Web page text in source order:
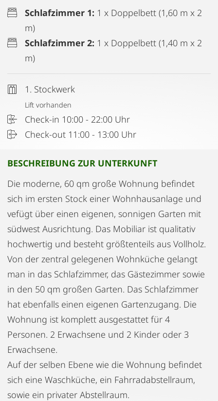
Schlafzimmer 1: 1 x Doppelbett (1,60 m x 2
m)
Schlafzimmer 2: 1 x Doppelbett (1,40 m x 2
m)
1. Stockwerk
Lift vorhanden
Check-in 10:00 - 22:00 Uhr
Check-out 11:00 - 13:00 Uhr
BESCHREIBUNG ZUR UNTERKUNFT
Die moderne, 60 qm große Wohnung befindet
sich im ersten Stock einer Wohnhausanlage und
vefügt über einen eigenen, sonnigen Garten mit
südwest Ausrichtung. Das Mobiliar ist qualitativ
hochwertig und besteht größtenteils aus Vollholz.
Von der zentral gelegenen Wohnküche gelangt
man in das Schlafzimmer, das Gästezimmer sowie
in den 50 qm großen Garten. Das Schlafzimmer
hat ebenfalls einen eigenen Gartenzugang. Die
Wohnung ist komplett ausgestattet für 4
Personen. 2 Erwachsene und 2 Kinder oder 3
Erwachsene.
Auf der selben Ebene wie die Wohnung befindet
sich eine Waschküche, ein Fahrradabstellraum,
sowie ein privater Abstellraum.